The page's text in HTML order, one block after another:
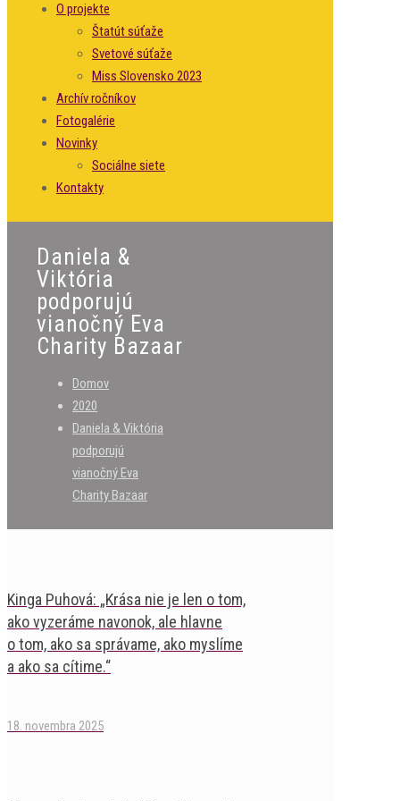
O projekte
Štatút súťaže
Svetové súťaže
Miss Slovensko 2023
Archív ročníkov
Fotogalérie
Novinky
Sociálne siete
Kontakty
Daniela &
Viktória
podporujú
vianočný Eva
Charity Bazaar
Domov
2020
Daniela & Viktória
podporujú
vianočný Eva
Charity Bazaar
Kinga Puhová: „Krása nie je len o tom,
ako vyzeráme navonok, ale hlavne
o tom, ako sa správame, ako myslíme
a ako sa cítime.“
18. novembra 2025